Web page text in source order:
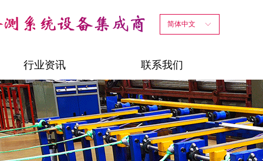
ꀅ
简体中文
行业资讯 联系我们